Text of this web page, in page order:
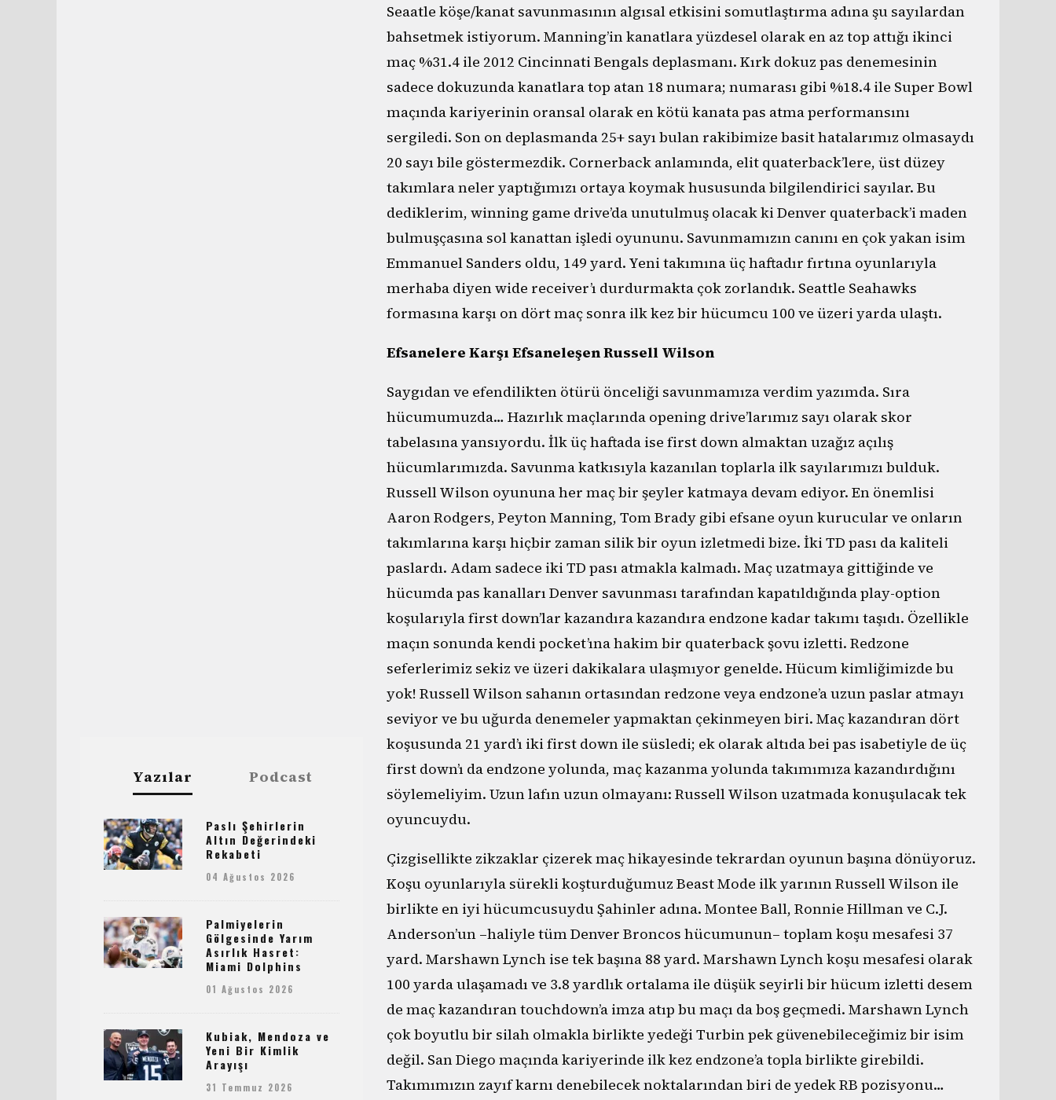
Seaatle köşe/kanat savunmasının algısal etkisini somutlaştırma adına şu sayılardan
bahsetmek istiyorum. Manning’in kanatlara yüzdesel olarak en az top attığı ikinci
maç %31.4 ile 2012 Cincinnati Bengals deplasmanı. Kırk dokuz pas denemesinin
sadece dokuzunda kanatlara top atan 18 numara; numarası gibi %18.4 ile Super Bowl
maçında kariyerinin oransal olarak en kötü kanata pas atma performansını
sergiledi. Son on deplasmanda 25+ sayı bulan rakibimize basit hatalarımız olmasaydı
20 sayı bile göstermezdik. Cornerback anlamında, elit quaterback’lere, üst düzey
takımlara neler yaptığımızı ortaya koymak hususunda bilgilendirici sayılar. Bu
dediklerim, winning game drive’da unutulmuş olacak ki Denver quaterback’i maden
bulmuşçasına sol kanattan işledi oyununu. Savunmamızın canını en çok yakan isim
Emmanuel Sanders oldu, 149 yard. Yeni takımına üç haftadır fırtına oyunlarıyla
merhaba diyen wide receiver’ı durdurmakta çok zorlandık. Seattle Seahawks
formasına karşı on dört maç sonra ilk kez bir hücumcu 100 ve üzeri yarda ulaştı.
Efsanelere Karşı Efsaneleşen Russell Wilson
Saygıdan ve efendilikten ötürü önceliği savunmamıza verdim yazımda. Sıra
hücumumuzda… Hazırlık maçlarında opening drive’larımız sayı olarak skor
tabelasına yansıyordu. İlk üç haftada ise first down almaktan uzağız açılış
hücumlarımızda. Savunma katkısıyla kazanılan toplarla ilk sayılarımızı bulduk.
Russell Wilson oyununa her maç bir şeyler katmaya devam ediyor. En önemlisi
Aaron Rodgers, Peyton Manning, Tom Brady gibi efsane oyun kurucular ve onların
takımlarına karşı hiçbir zaman silik bir oyun izletmedi bize. İki TD pası da kaliteli
paslardı. Adam sadece iki TD pası atmakla kalmadı. Maç uzatmaya gittiğinde ve
hücumda pas kanalları Denver savunması tarafından kapatıldığında play-option
koşularıyla first down’lar kazandıra kazandıra endzone kadar takımı taşıdı. Özellikle
maçın sonunda kendi pocket’ına hakim bir quaterback şovu izletti. Redzone
seferlerimiz sekiz ve üzeri dakikalara ulaşmıyor genelde. Hücum kimliğimizde bu
yok! Russell Wilson sahanın ortasından redzone veya endzone’a uzun paslar atmayı
seviyor ve bu uğurda denemeler yapmaktan çekinmeyen biri. Maç kazandıran dört
koşusunda 21 yard’ı iki first down ile süsledi; ek olarak altıda bei pas isabetiyle de üç
first down’ı da endzone yolunda, maç kazanma yolunda takımımıza kazandırdığını
söylemeliyim. Uzun lafın uzun olmayanı: Russell Wilson uzatmada konuşulacak tek
oyuncuydu.
Çizgisellikte zikzaklar çizerek maç hikayesinde tekrardan oyunun başına dönüyoruz.
Koşu oyunlarıyla sürekli koşturduğumuz Beast Mode ilk yarının Russell Wilson ile
birlikte en iyi hücumcusuydu Şahinler adına. Montee Ball, Ronnie Hillman ve C.J.
Anderson’un –haliyle tüm Denver Broncos hücumunun– toplam koşu mesafesi 37
yard. Marshawn Lynch ise tek başına 88 yard. Marshawn Lynch koşu mesafesi olarak
100 yarda ulaşamadı ve 3.8 yardlık ortalama ile düşük seyirli bir hücum izletti desem
de maç kazandıran touchdown’a imza atıp bu maçı da boş geçmedi. Marshawn Lynch
çok boyutlu bir silah olmakla birlikte yedeği Turbin pek güvenebileceğimiz bir isim
değil. San Diego maçında kariyerinde ilk kez endzone’a topla birlikte girebildi.
Takımımızın zayıf karnı denebilecek noktalarından biri de yedek RB pozisyonu…
Yazılar Podcast
Paslı Şehirlerin
Altın Değerindeki
Rekabeti
04 Ağustos 2026
Palmiyelerin
Gölgesinde Yarım
Asırlık Hasret:
Miami Dolphins
01 Ağustos 2026
Kubiak, Mendoza ve
Yeni Bir Kimlik
Arayışı
31 Temmuz 2026